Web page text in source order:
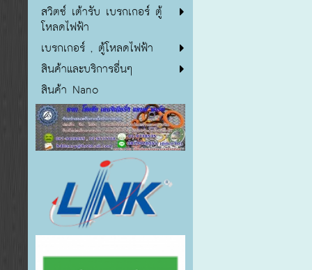
สวิตซ์ เต้ารับ เบรกเกอร์ ตู้
โหลดไฟฟ้า
เบรกเกอร์ , ตู้โหลดไฟฟ้า
สินค้าและบริการอื่นๆ
สินค้า Nano